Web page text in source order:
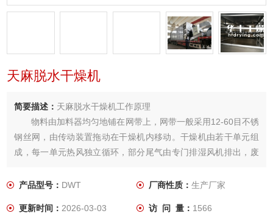
天麻脱水干燥机
简要描述： 天麻脱水干燥机工作原理
物料由加料器均匀地铺在网带上，网带一般采用12-60目不锈
钢丝网，由传动装置拖动在干燥机内移动。干燥机由若干单元组
成，每一单元热风独立循环，部分尾气由专门排湿风机排出，废
完成热量与质量传递的进程，带走物料水份。
产品型号： DWT 厂商性质： 生产厂家
更新时间：2026-03-03 访 问 量： 1566